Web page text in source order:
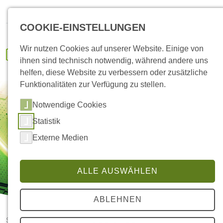
Referenzen
Startseite Referenzen
etaConnect
COOKIE-EINSTELLUNGEN
Wir nutzen Cookies auf unserer Website. Einige von
ihnen sind technisch notwendig, während andere uns
helfen, diese Website zu verbessern oder zusätzliche
Funktionalitäten zur Verfügung zu stellen.
Notwendige Cookies
Statistik
Externe Medien
ALLE AUSWÄHLEN
ABLEHNEN